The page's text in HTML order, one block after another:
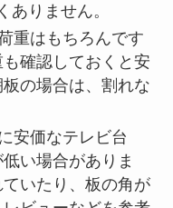
ありません。
重はもちろんです
確認しておくと安
の場合は、割れな
安価なテレビ台
い場合がありま
いたり、板の角が